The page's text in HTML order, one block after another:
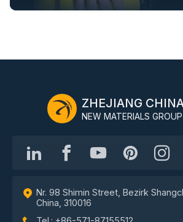
ZHEJIANG
NEW MATERIALS
Nr. 98 Shimin Street, Bezirk
China, 310016